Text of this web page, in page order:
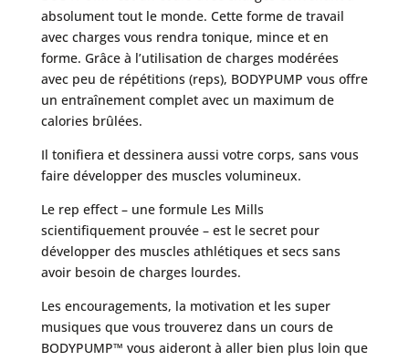
absolument tout le monde. Cette forme de travail
avec charges vous rendra tonique, mince et en
forme. Grâce à l’utilisation de charges modérées
avec peu de répétitions (reps), BODYPUMP vous offre
un entraînement complet avec un maximum de
calories brûlées.
Il tonifiera et dessinera aussi votre corps, sans vous
faire développer des muscles volumineux.
Le rep effect – une formule Les Mills
scientifiquement prouvée – est le secret pour
développer des muscles athlétiques et secs sans
avoir besoin de charges lourdes.
Les encouragements, la motivation et les super
musiques que vous trouverez dans un cours de
BODYPUMP™ vous aideront à aller bien plus loin que